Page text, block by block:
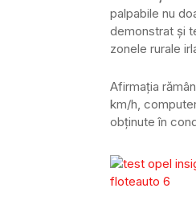
palpabile nu
demonstrat şi
zonele rurale
Afirmația
km/h,
obținute în